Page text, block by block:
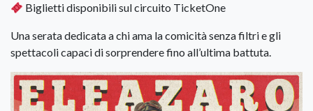
Biglietti disponibili sul circuito TicketOne
Una serata dedicata a chi ama la comicità senza filtri e gli
spettacoli capaci di sorprendere fino all’ultima battuta.